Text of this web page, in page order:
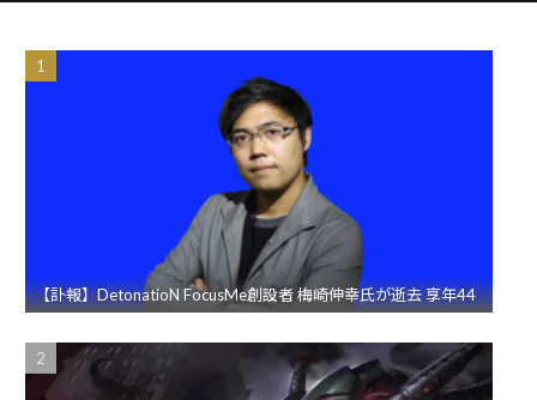
【訃報】DetonatioN FocusMe創設者 梅崎伸幸氏が逝去 享年44